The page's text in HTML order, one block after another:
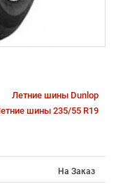
Летние шины Dunlop
шины 235/55 R19
На Заказ